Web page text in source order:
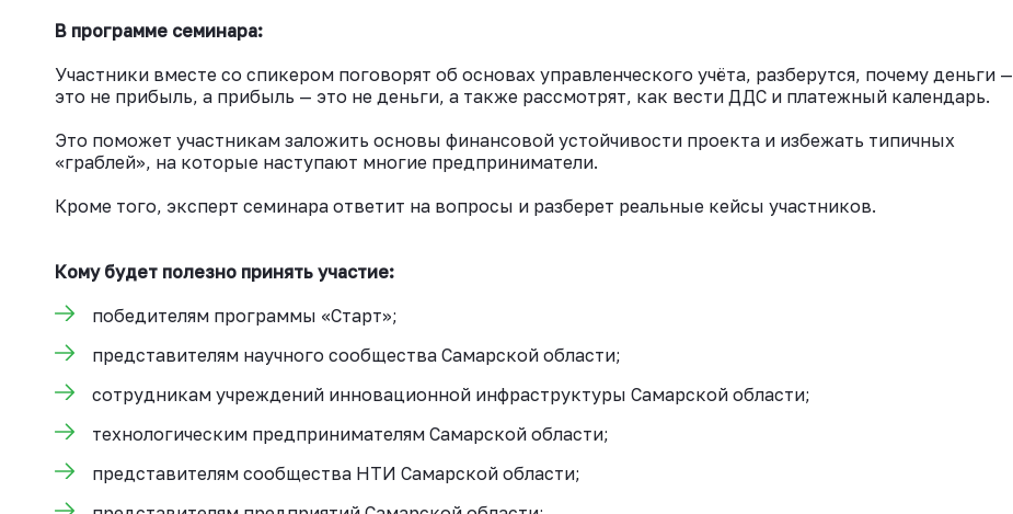
В программе семинара:
Участники вместе со спикером поговорят об основах управленческого учёта, разберутся, почему деньги —
это не прибыль, а прибыль — это не деньги, а также рассмотрят, как вести ДДС и платежный календарь.
Это поможет участникам заложить основы финансовой устойчивости проекта и избежать типичных
«граблей», на которые наступают многие предприниматели.
Кроме того, эксперт семинара ответит на вопросы и разберет реальные кейсы участников.
Кому будет полезно принять участие:
победителям программы «Старт»;
представителям научного сообщества Самарской области;
сотрудникам учреждений инновационной инфраструктуры Самарской области;
технологическим предпринимателям Самарской области;
представителям сообщества НТИ Самарской области;